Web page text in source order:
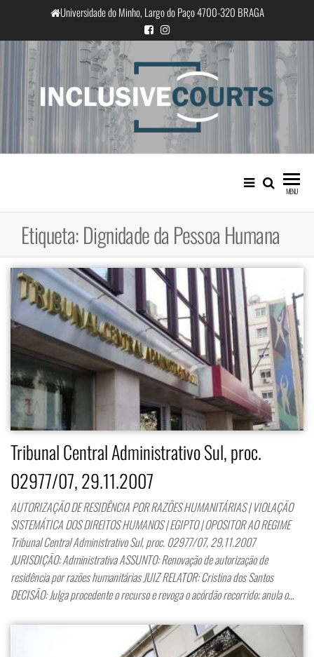
o
conteúdo
Universidade do Minho, Largo do Paço 4700-320 BRAGA
InclusiveCourts
Igualdade e diferença cultural na
prática judicial portuguesa
MENU
Etiqueta:Dignidade da Pessoa Humana
Tribunal Central Administrativo Sul, proc.
02977/07, 29.11.2007
AUTORIZAÇÃO DE RESIDÊNCIA POR RAZÕES HUMANITÁRIAS | VIOLAÇÃO
SISTEMÁTICA DOS DIREITOS HUMANOS | EGIPTO | OPOSITOR AO REGIME
Tribunal Central Administrativo Sul, proc. 02977/07, 29.11.2007
JURISDIÇÃO: Administrativa ASSUNTO: Renovação de autorização de
residência por razões humanitárias JUIZ RELATOR: Cristina dos Santos
DECISÃO: Julga procedente o recurso e revoga o acórdão recorrido; anula o…